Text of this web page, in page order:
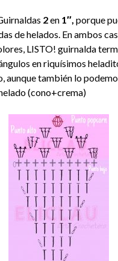
2en 1″, porque
de helados. En ambos
LISTO! guirnalda
en riquísimos
aunque también lo
(cono+crema)